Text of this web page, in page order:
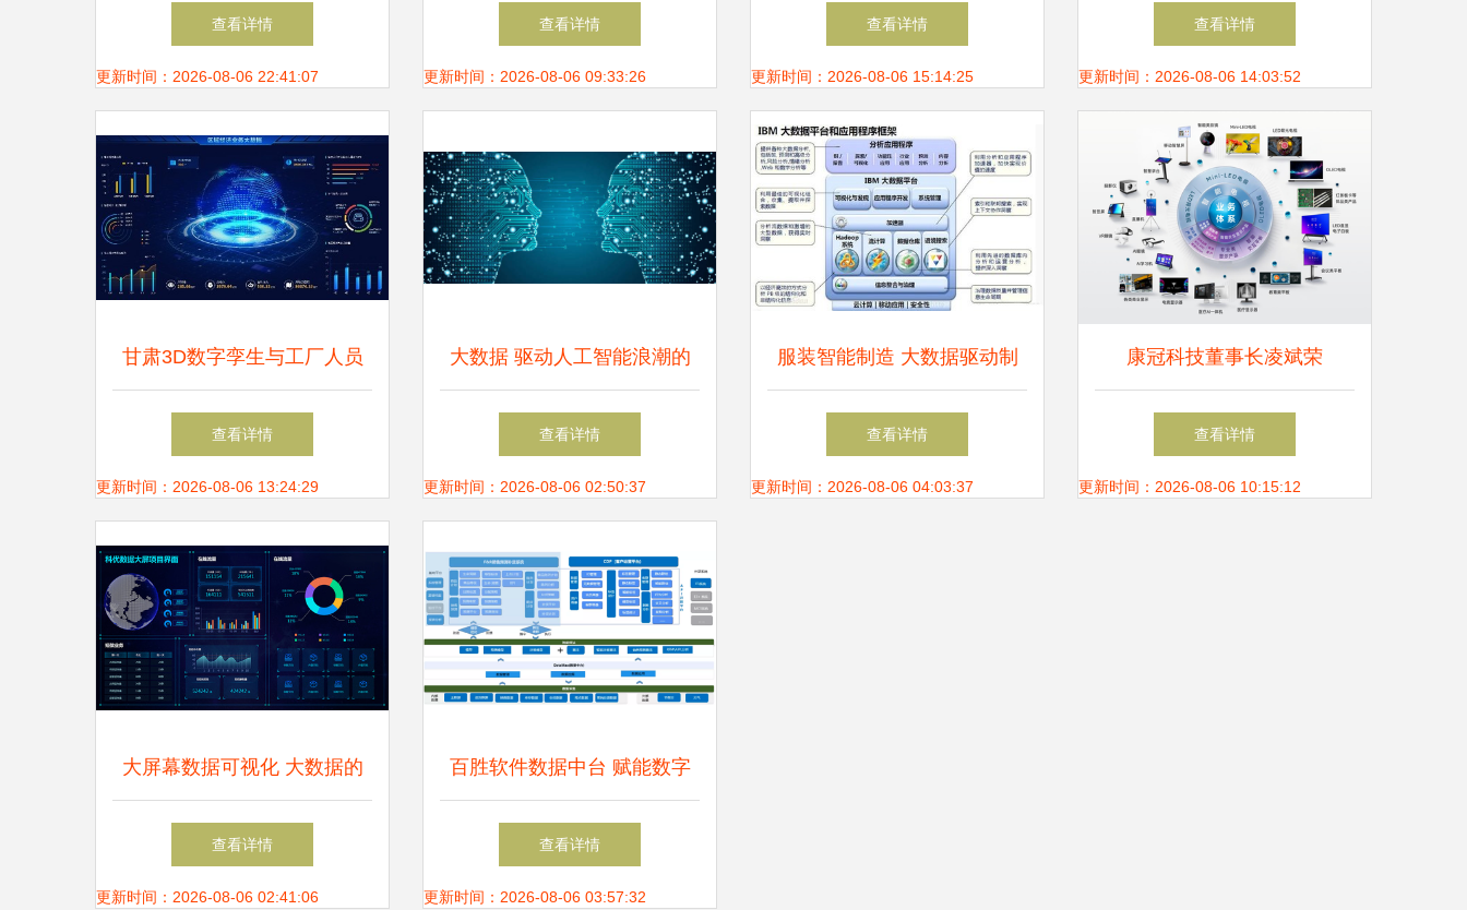
驱动增长的新引擎
查看详情
更新时间：2026-08-06 22:41:07
店”，如何用大数据重塑你的
生活
查看详情
更新时间：2026-08-06 09:33:26
从数据到价值的必经之路
查看详情
更新时间：2026-08-06 15:14:25
深远影响
查看详情
更新时间：2026-08-06 14:03:52
甘肃3D数字孪生与工厂人员
定位可视化系统 大数据时代
的智慧工厂解决方案
查看详情
更新时间：2026-08-06 13:24:29
大数据 驱动人工智能浪潮的
基石与引擎
查看详情
更新时间：2026-08-06 02:50:37
服装智能制造 大数据驱动制
造业迈向智能化新阶段
查看详情
更新时间：2026-08-06 04:03:37
康冠科技董事长凌斌荣
膺“2024高质量发展领军人物”
大数据赋能，引领智造新篇章
查看详情
更新时间：2026-08-06 10:15:12
大屏幕数据可视化 大数据的
窗口与未来
查看详情
更新时间：2026-08-06 02:41:06
百胜软件数据中台 赋能数字
化转型，荣登《2021中国大数
据应用样板100例》
查看详情
更新时间：2026-08-06 03:57:32